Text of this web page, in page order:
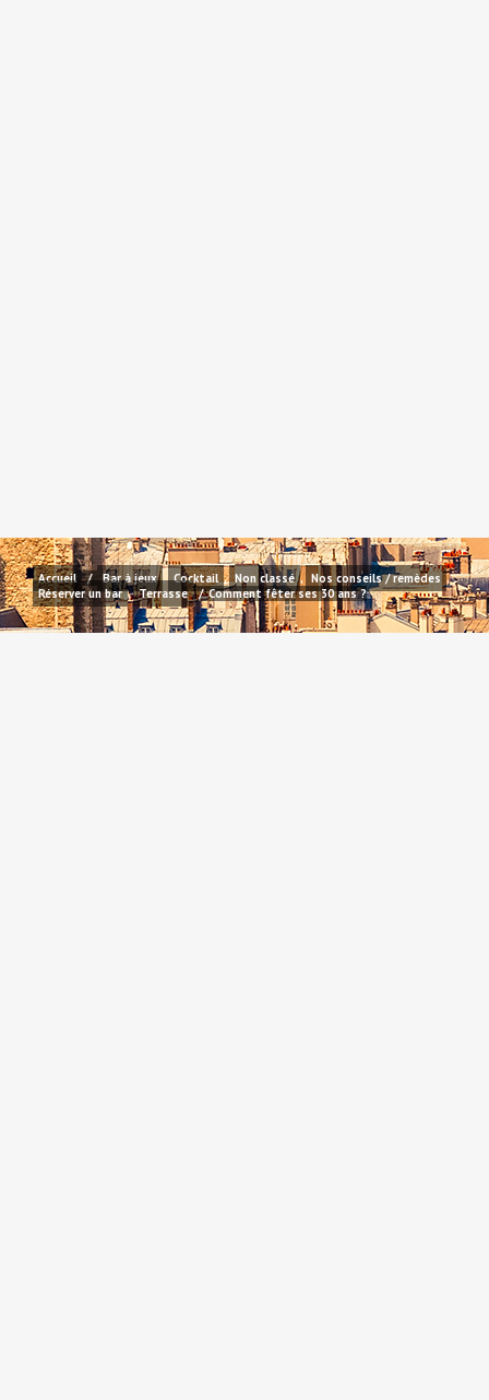
Accueil / Bar à jeux , Cocktail , Non classé , Nos conseils / remèdes ,
Réserver un bar , Terrasse / Comment fêter ses 30 ans ?